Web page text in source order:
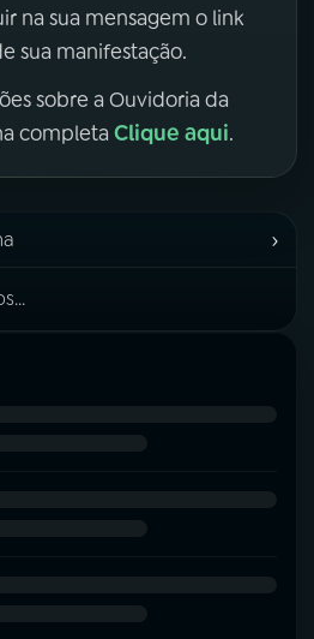
na sua mensagem o link
sua manifestação.
sobre a Ouvidoria da
completa Clique aqui.
›